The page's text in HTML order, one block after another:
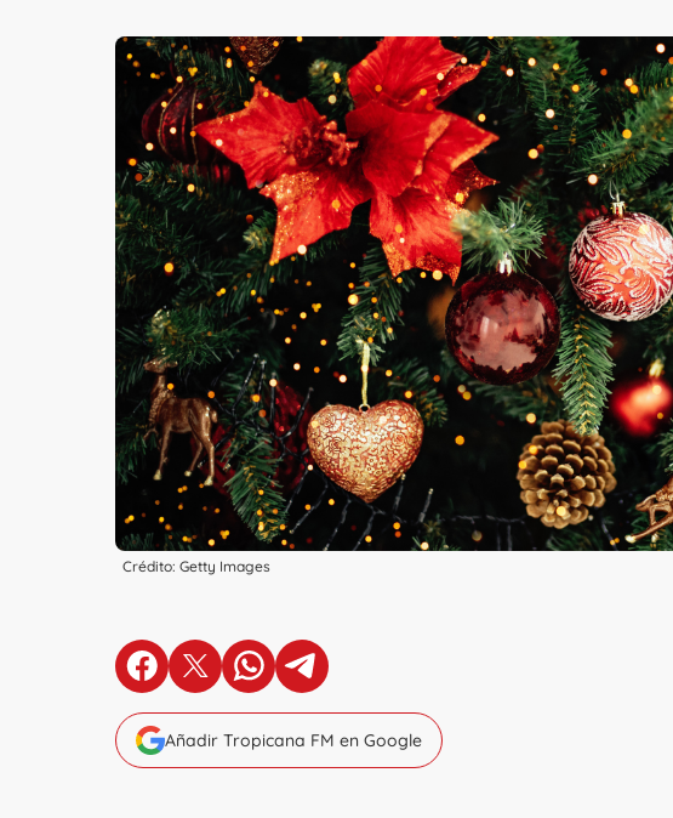
Crédito: Getty Images
en Facebook
en X en Whatsapp
en Telegram
Añadir Tropicana FM en Google